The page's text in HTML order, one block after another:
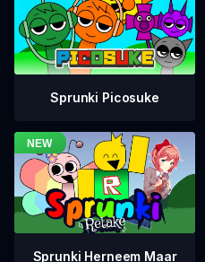
Sprunki Picosuke
Sprunki Herneem Maar